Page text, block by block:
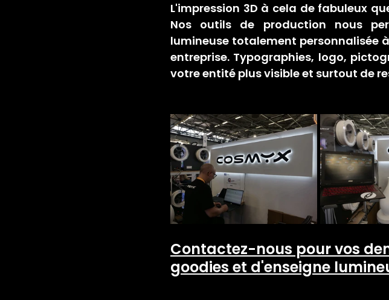
L'impression 3D à cela de fabuleux
Nos outils de production nous
lumineuse totalement personnalisée
entreprise. Typographies, logo,
votre entité plus visible et surtout de
Contactez-nous pour vos
goodies et d'enseigne